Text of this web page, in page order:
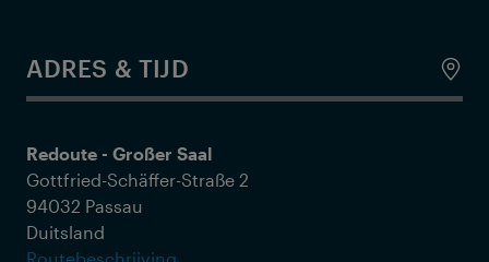
ADRES & TIJD
Redoute - Großer Saal
Gottfried-Schäffer-Straße 2
94032 Passau
Duitsland